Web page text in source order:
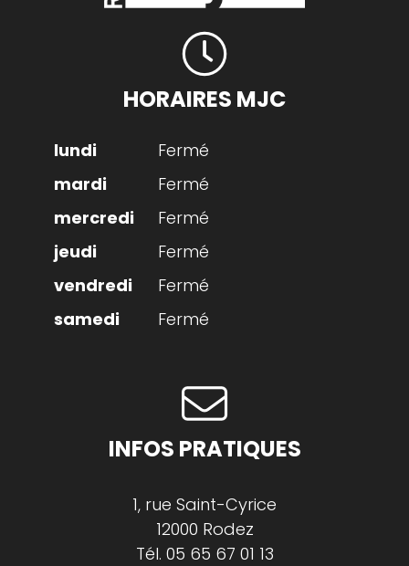
HORAIRES MJC
Fermé
Fermé
Fermé
Fermé
Fermé
Fermé
INFOS PRATIQUES
1, rue Saint-Cyrice
12000 Rodez
Tél. 05 65 67 01 13